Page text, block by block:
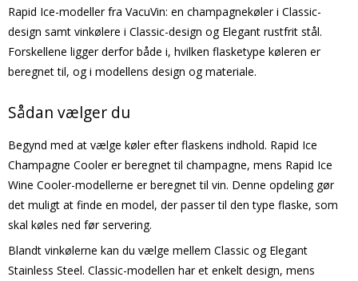
Rapid Ice-modeller fra VacuVin: en champagnekøler i Classic-
design samt vinkølere i Classic-design og Elegant rustfrit stål.
Forskellene ligger derfor både i, hvilken flasketype køleren er
beregnet til, og i modellens design og materiale.
Sådan vælger du
Begynd med at vælge køler efter flaskens indhold. Rapid Ice
Champagne Cooler er beregnet til champagne, mens Rapid Ice
Wine Cooler-modellerne er beregnet til vin. Denne opdeling gør
det muligt at finde en model, der passer til den type flaske, som
skal køles ned før servering.
Blandt vinkølerne kan du vælge mellem Classic og Elegant
Stainless Steel. Classic-modellen har et enkelt design, mens